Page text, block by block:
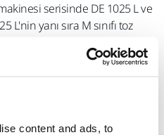
content and ads, to
serisinde DE 1025 L ve
yanı sıra M sınıfı toz
edinin